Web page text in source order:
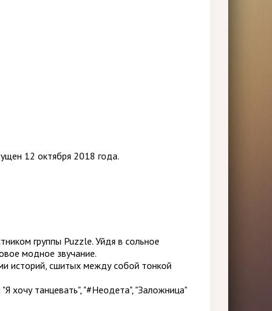
12 октября 2018 года.
группы Puzzle. Уйдя в сольное
модное звучание.
историй, сшитых между собой тонкой
хочу танцевать", "#Неодета", "Заложница"